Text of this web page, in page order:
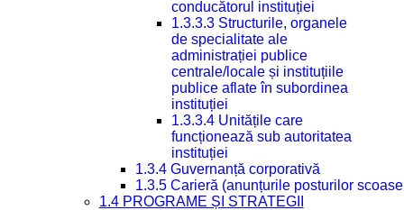
conducătorul instituției
1.3.3.3 Structurile, organele
de specialitate ale
administrației publice
centrale/locale și instituțiile
publice aflate în subordinea
instituției
1.3.3.4 Unitățile care
funcționează sub autoritatea
instituției
1.3.4 Guvernanță corporativă
1.3.5 Carieră (anunțurile posturilor
1.4 PROGRAME ȘI STRATEGII